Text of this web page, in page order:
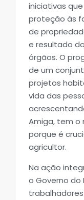
iniciativas
proteção às
de
e resultado
órgãos. O
de um
projetos
vida das
Amiga, tem o
porque é
agricultor.
Na ação
o Governo do
trabalhadores